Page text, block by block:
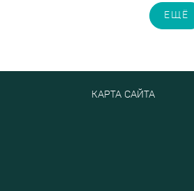
ЕЩЁ
КАРТА САЙТА